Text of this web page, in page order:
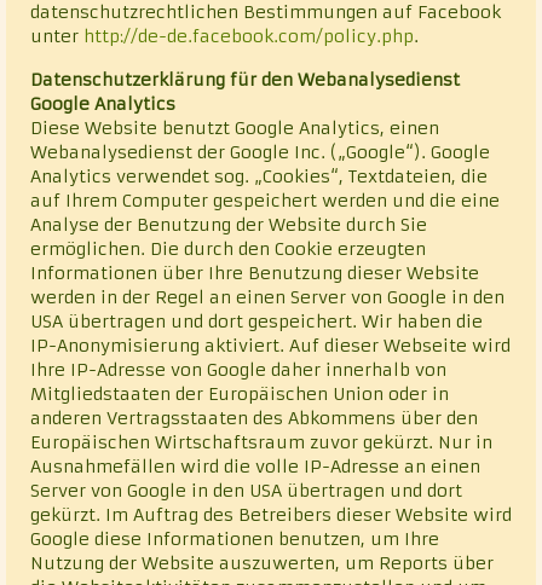
datenschutzrechtlichen Bestimmungen auf Facebook
unter http://de-de.facebook.com/policy.php.
Datenschutzerklärung für den Webanalysedienst
Google Analytics
Diese Website benutzt Google Analytics, einen
Webanalysedienst der Google Inc. („Google“). Google
Analytics verwendet sog. „Cookies“, Textdateien, die
auf Ihrem Computer gespeichert werden und die eine
Analyse der Benutzung der Website durch Sie
ermöglichen. Die durch den Cookie erzeugten
Informationen über Ihre Benutzung dieser Website
werden in der Regel an einen Server von Google in den
USA übertragen und dort gespeichert. Wir haben die
IP-Anonymisierung aktiviert. Auf dieser Webseite wird
Ihre IP-Adresse von Google daher innerhalb von
Mitgliedstaaten der Europäischen Union oder in
anderen Vertragsstaaten des Abkommens über den
Europäischen Wirtschaftsraum zuvor gekürzt. Nur in
Ausnahmefällen wird die volle IP-Adresse an einen
Server von Google in den USA übertragen und dort
gekürzt. Im Auftrag des Betreibers dieser Website wird
Google diese Informationen benutzen, um Ihre
Nutzung der Website auszuwerten, um Reports über